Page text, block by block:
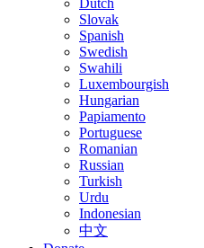
Dutch
Slovak
Spanish
Swedish
Swahili
Luxembourgish
Hungarian
Papiamento
Portuguese
Romanian
Russian
Turkish
Urdu
Indonesian
中文